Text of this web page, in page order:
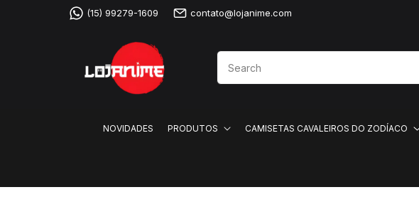
(15) 99279-1609 contato@lojanime.com
NOVIDADES PRODUTOS CAMISETAS CAVALEIROS DO ZODÍACO